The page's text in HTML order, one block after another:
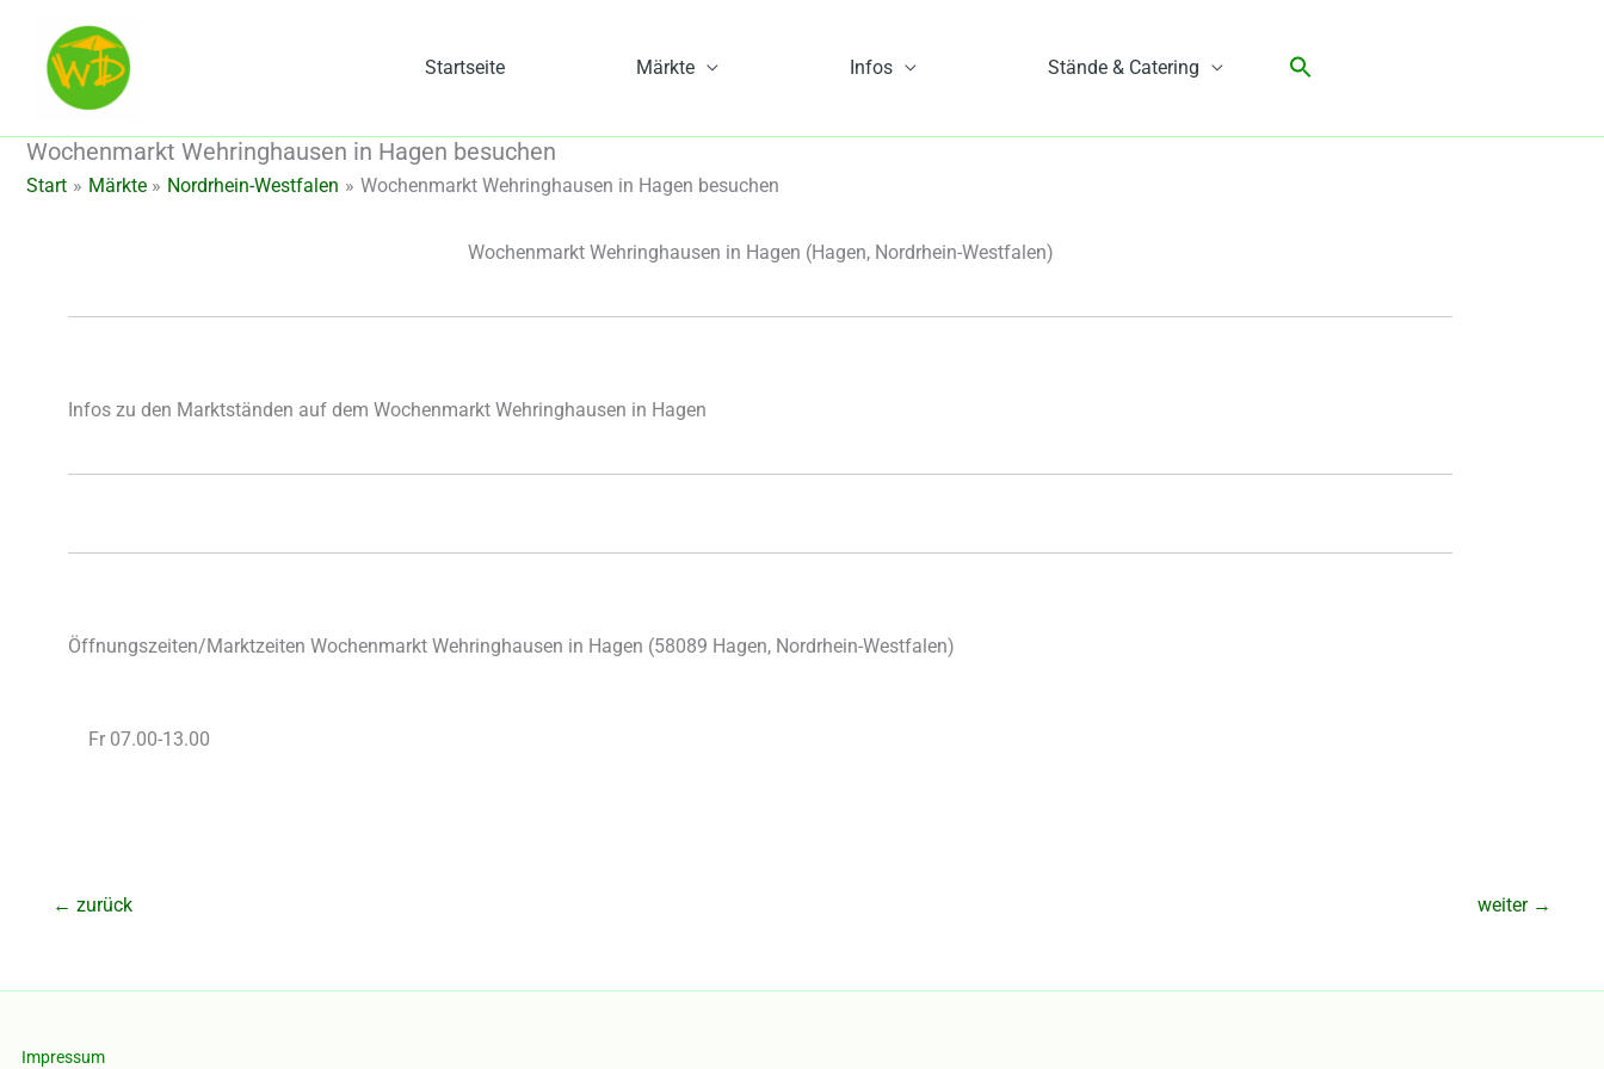
springen
Startseite Märkte Infos Stände & Catering
Wochenmarkt Wehringhausen in Hagen besuchen
Start Märkte Nordrhein-Westfalen Wochenmarkt Wehringhausen in Hagen besuchen
Wochenmarkt Wehringhausen in Hagen (Hagen, Nordrhein-Westfalen)
Infos zu den Marktständen auf dem Wochenmarkt Wehringhausen in Hagen
Öffnungszeiten/Marktzeiten Wochenmarkt Wehringhausen in Hagen (58089 Hagen, Nordrhein-Westfalen)
Fr 07.00-13.00
← zurück weiter →
Impressum